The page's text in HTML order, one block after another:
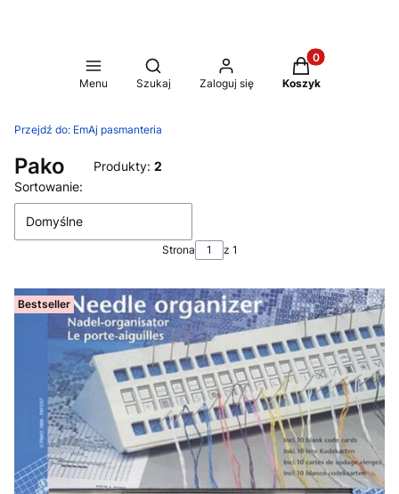
Menu
Otwórz wyszukiwarkę
Szukaj Zaloguj się
Produkty w
Koszyk
Przejdź do: EmAj pasmanteria
Pako Produkty: 2
Lista produktów
Sortowanie:
Domyślne
Strona z 1
Bestseller